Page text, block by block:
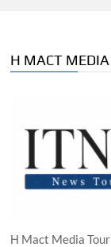
Η MACT MEDIA
Η Mact Media